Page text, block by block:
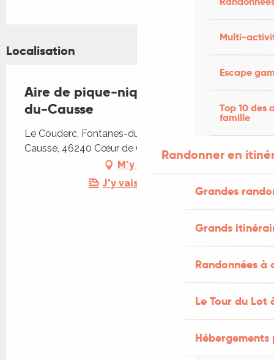
Multi-
Escape
Top 10 des
famille
Randonner en
Grandes
Grands
Randonnées
Le Tour du Lot
Localisation
Aire de pique-nique à Fontanes-
du-Causse
Le Couderc, Fontanes-du-Causse, Fontanes du
Causse, 46240 Cœur de Causse
M'y rendre
J'y vais en train !